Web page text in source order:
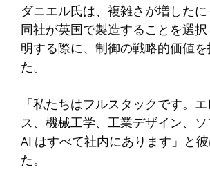
ダニエル氏は、複雑さが増した
同社が英国で製造することを選
明する際に、制御の戦略的価値
た。
「私たちはフルスタックです。
ス、機械工学、工業デザイン、ソ
AI はすべて社内にあります」と
た。